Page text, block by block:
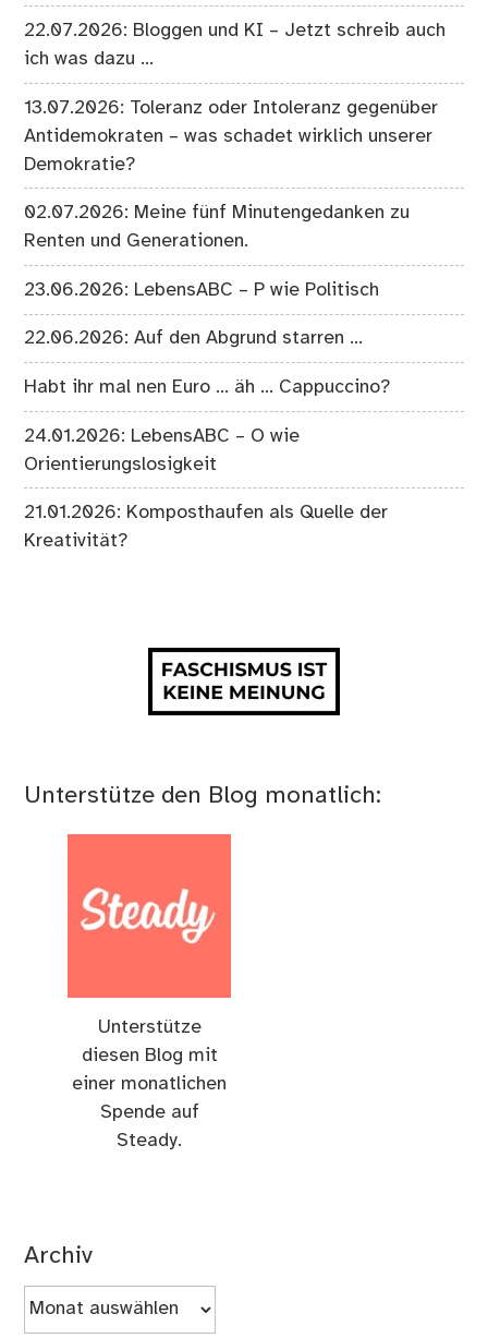
22.07.2026: Bloggen und KI – Jetzt schreib auch
ich was dazu …
13.07.2026: Toleranz oder Intoleranz gegenüber
Antidemokraten – was schadet wirklich unserer
Demokratie?
02.07.2026: Meine fünf Minutengedanken zu
Renten und Generationen.
23.06.2026: LebensABC – P wie Politisch
22.06.2026: Auf den Abgrund starren …
Habt ihr mal nen Euro … äh … Cappuccino?
24.01.2026: LebensABC – O wie
Orientierungslosigkeit
21.01.2026: Komposthaufen als Quelle der
Kreativität?
Unterstütze den Blog monatlich:
Unterstütze
diesen Blog mit
einer monatlichen
Spende auf
Steady.
Archiv
Archiv